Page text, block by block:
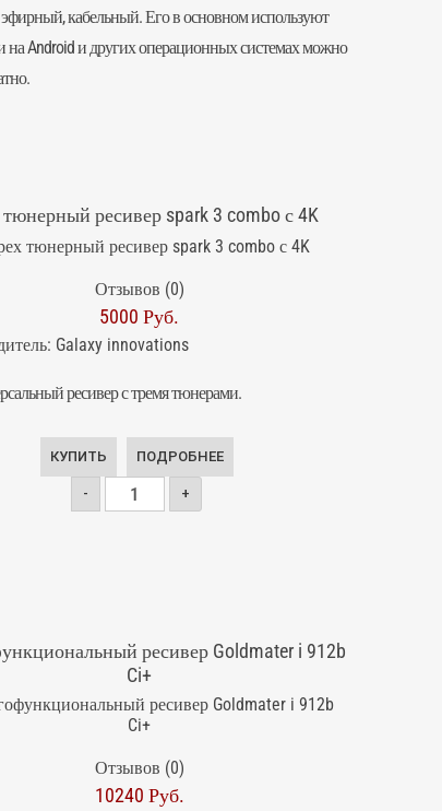
кабельный. Его в основном используют
Android и других операционных системах можно
ресивер spark 3 combo с 4K
Отзывов (0)
5000 Руб.
Galaxy innovations
ресивер с тремя тюнерами.
КУПИТЬ ПОДРОБНЕЕ
- +
ресивер Goldmater i 912b
Ci+
Отзывов (0)
10240 Руб.